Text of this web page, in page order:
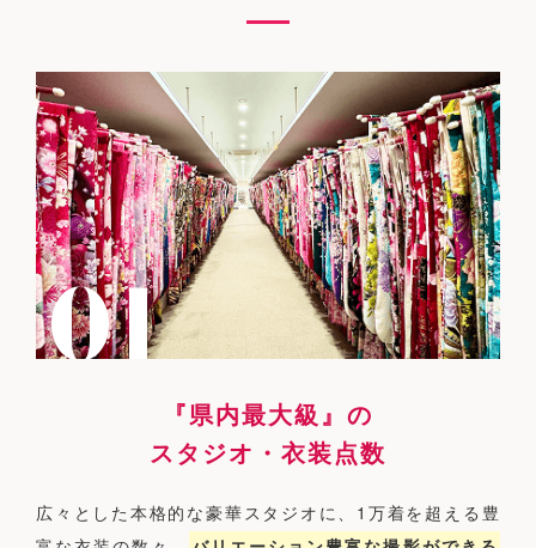
『県内最大級』の
スタジオ・衣装点数
広々とした本格的な豪華スタジオに、1万着を超える豊